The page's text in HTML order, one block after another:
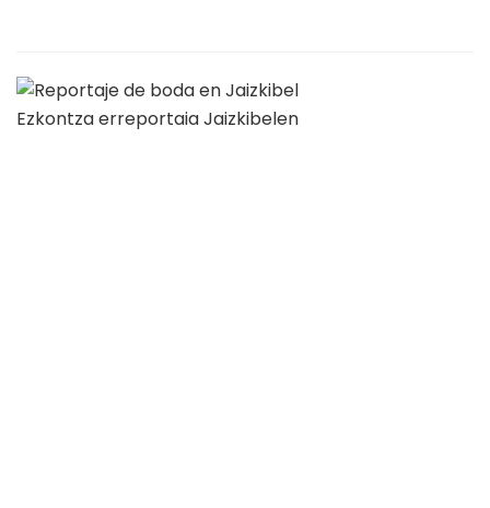
Ezkontza erreportaia Jaizkibelen